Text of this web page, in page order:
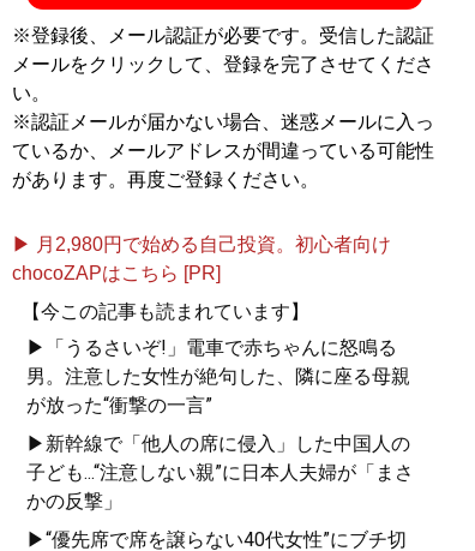
※登録後、メール認証が必要です。受信した認証
メールをクリックして、登録を完了させてくださ
い。
※認証メールが届かない場合、迷惑メールに入っ
ているか、メールアドレスが間違っている可能性
があります。再度ご登録ください。
▶ 月2,980円で始める自己投資。初心者向け
chocoZAPはこちら [PR]
【今この記事も読まれています】
▶「うるさいぞ!」電車で赤ちゃんに怒鳴る
男。注意した女性が絶句した、隣に座る母親
が放った“衝撃の一言”
▶新幹線で「他人の席に侵入」した中国人の
子ども...“注意しない親”に日本人夫婦が「まさ
かの反撃」
▶“優先席で席を譲らない40代女性”にブチ切